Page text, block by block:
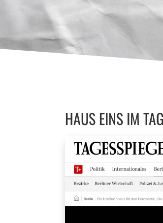
HAUS EINS IM